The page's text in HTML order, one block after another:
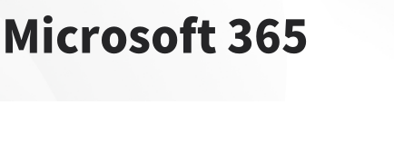
Microsoft 365